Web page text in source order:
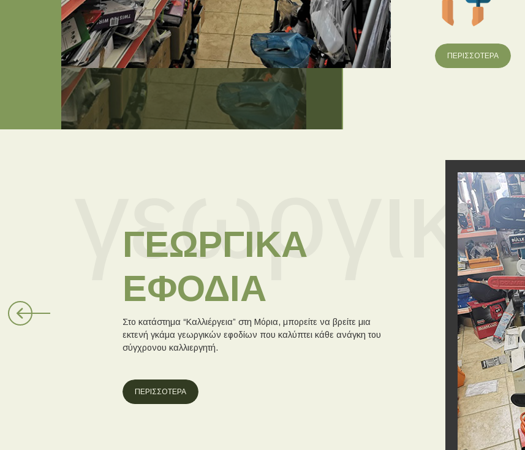
ΠΕΡΙΣΣΟΤΕΡΑ
ΓΕΩΡΓΙΚΑ
ΕΦΟΔΙΑ
γεωργικα
Στο κατάστημα “Καλλιέργεια” στη Μόρια, μπορείτε να βρείτε μια
εκτενή γκάμα γεωργικών εφοδίων που καλύπτει κάθε ανάγκη του
σύγχρονου καλλιεργητή.
ΠΕΡΙΣΣΟΤΕΡΑ